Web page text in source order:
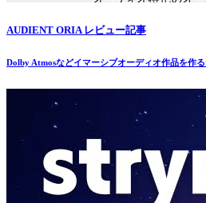
AUDIENT ORIA レビュー記事
Dolby Atmosなどイマーシブオーディオ作品を作